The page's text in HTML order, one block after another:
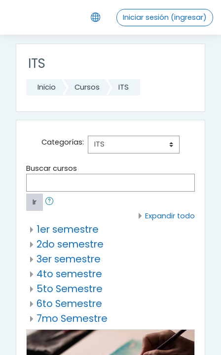
Iniciar sesión (ingresar)
ITS
Inicio Cursos ITS
Categorías:
Buscar cursos
Ir
Expandir todo
1er semestre
2do semestre
3er semestre
4to semestre
5to Semestre
6to Semestre
7mo Semestre